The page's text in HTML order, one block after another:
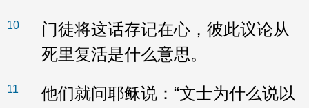
10
门徒将这话存记在心，彼此议论从
死里复活是什么意思。
11
他们就问耶稣说：“文士为什么说以